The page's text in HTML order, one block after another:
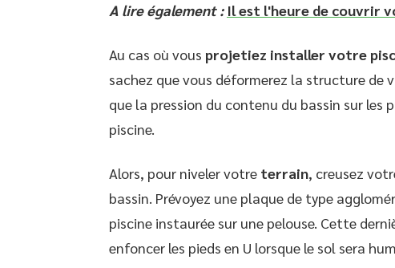
A lire également : Il est l'heure de couvrir
Au cas où vous projetiez installer votre
sachez que vous déformerez la structure de
que la pression du contenu du bassin sur les
piscine.
Alors, pour niveler votre terrain, creusez
bassin. Prévoyez une plaque de type
piscine instaurée sur une pelouse. Cette
enfoncer les pieds en U lorsque le sol sera